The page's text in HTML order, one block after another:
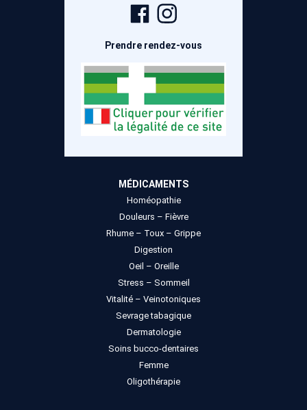
Page
Facebook
Prendre rendez-vous
MÉDICAMENTS
Homéopathie
Douleurs – Fièvre
Rhume – Toux – Grippe
Digestion
Oeil – Oreille
Stress – Sommeil
Vitalité – Veinotoniques
Sevrage tabagique
Dermatologie
Soins bucco-dentaires
Femme
Oligothérapie